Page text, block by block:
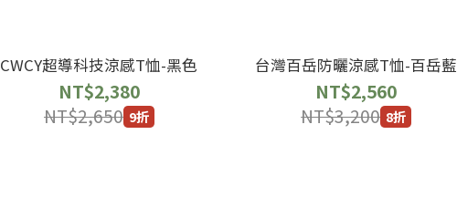
CWCY超導科技涼感T恤-黑色
NT$2,380
NT$2,650 9折
台灣百岳防曬涼感T恤-百岳藍
NT$2,560
NT$3,200 8折